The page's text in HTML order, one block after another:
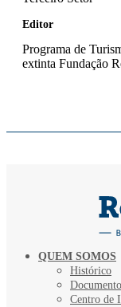
Editor
Programa de
extinta Fundação
QUEM SOMOS
Histórico
Centro de